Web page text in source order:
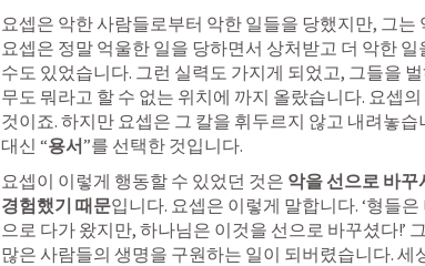
요셉은 악한 사람들로부터 악한 일들을 당했지만, 그는
요셉은 정말 억울한 일을 당하면서 상처받고 더 악한 일
수도 있었습니다. 그런 실력도 가지게 되었고, 그들을
무도 뭐라고 할 수 없는 위치에 까지 올랐습니다. 요셉
것이죠. 하지만 요셉은 그 칼을 휘두르지 않고 내려놓습
대신 “용서”를 선택한 것입니다.
요셉이 이렇게 행동할 수 있었던 것은 악을 선으로 바
경험했기 때문입니다. 요셉은 이렇게 말합니다. ‘형들
으로 다가 왔지만, 하나님은 이것을 선으로 바꾸셨다!’
많은 사람들의 생명을 구원하는 일이 되버렸습니다. 세